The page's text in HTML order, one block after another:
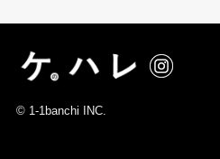
©1-1banchi INC.